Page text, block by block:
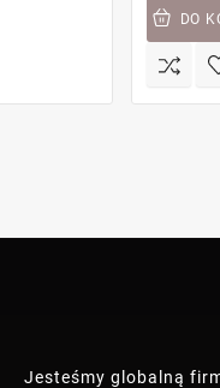
DO
Jesteśmy globalną